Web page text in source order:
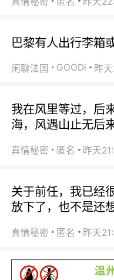
巴黎有人出行李箱
闲聊法国 GOODi 昨
我在风里等过，后
海，风遇山止无后来
真情秘密 匿名 昨天
关于前任，我已经
放下了，也不是还
真情秘密 匿名 昨天